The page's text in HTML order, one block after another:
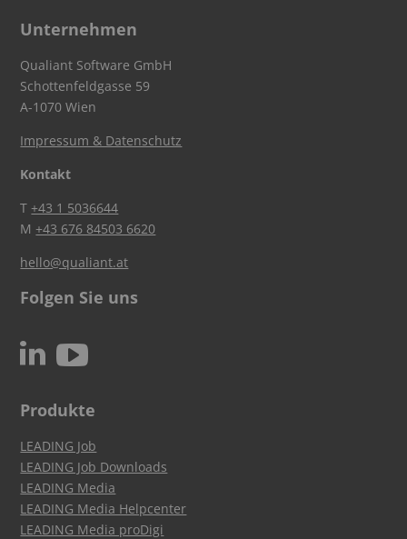
Unternehmen
Qualiant Software GmbH
Schottenfeldgasse 59
A-1070 Wien
Impressum & Datenschutz
Kontakt
T+43 1 5036644
M+43 676 84503 6620
hello@qualiant.at
Folgen Sie uns
N c
Produkte
LEADING Job
LEADING Job Downloads
LEADING Media
LEADING Media Helpcenter
LEADING Media proDigi